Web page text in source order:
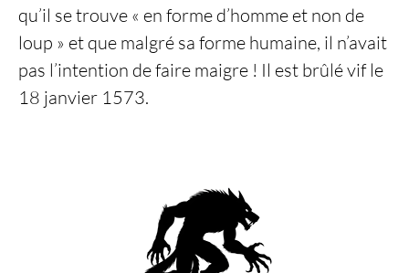
qu’il se trouve « en forme d’homme et non de
loup » et que malgré sa forme humaine, il n’avait
pas l’intention de faire maigre ! Il est brûlé vif le
18 janvier 1573.